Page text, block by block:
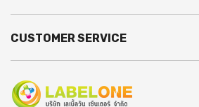
CUSTOMER SERVICE